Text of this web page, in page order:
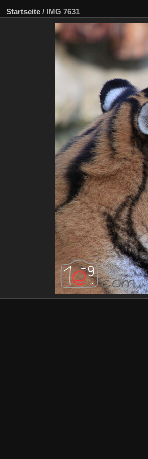
Startseite / IMG 7631